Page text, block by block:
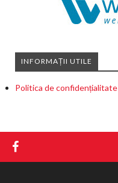
INFORMAȚII UTILE
Politica de confidențialitate